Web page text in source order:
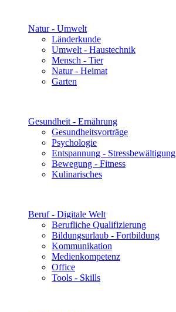
Natur - Umwelt
Länderkunde
Umwelt - Haustechnik
Mensch - Tier
Natur - Heimat
Garten
Gesundheit - Ernährung
Gesundheitsvorträge
Psychologie
Entspannung - Stressbewältigung
Bewegung - Fitness
Kulinarisches
Beruf - Digitale Welt
Berufliche Qualifizierung
Bildungsurlaub - Fortbildung
Kommunikation
Medienkompetenz
Office
Tools - Skills